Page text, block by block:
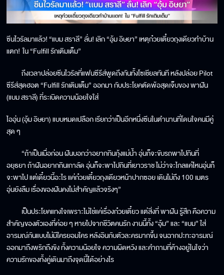
ซีนไวรัลมาแล้ว! “แบม สราลี” ลั่น! เลิก “อุ้ม อิษยา” เหตุก๋วยเตี๋ยวถุงเดียวทำบ้าน
แตก! ใน “Fulfill รักเติมเต็ม”
ถึงเวลาปล่อยซีนไวรัลที่แฟนซีรีส์พูดถึงกันทั้งโซเชียลทันที หลังปล่อย Pilot
ซีรีส์สุดฮอต “Fulfill รักเติมเต็ม” ออกมา กับประโยคตัดพ้อสุดเจ็บของ พาฝัน
(แบม สราลี) ที่ระเบิดความน้อยใจใส่
ไออุ่น (อุ้ม อิษยา) แบบหมดเปลือก เรียกว่าเป็นอีกหนึ่งซีนในตำนานที่โดนใจคนมีคู่
สุด ๆ
“ถ้าเป็นเมื่อก่อน ฝันบอกว่าอยากกินกุ้งแม่น้ำ อุ่นก็จะขับรถพาไปกินที่
อยุธยา ถ้าฝันอยากกินเกาลัด อุ่นก็จะพาไปกินที่เยาวราช ไม่ว่าจะไกลแค่ไหนอุ่นก็
จะพาไป แต่เดี๋ยวนี้อะไร แค่ก๋วยเตี๋ยวถุงเดียวหน้าปากซอย เดินไม่ถึง 100 เมตร
อุ่นยังลืม เรื่องของฝันคงไม่สำคัญแล้วจริงๆ”
เป็นประโยคแทงใจเพราะไม่ใช่แค่เรื่องก๋วยเตี๋ยว แต่สิ่งที่ พาฝัน รู้สึก คือความ
สำคัญของตัวเองที่ค่อย ๆ หายไปจากชีวิตคนรัก งานนี้ทั้ง “อุ้ม” และ “แบม” ใส่
อารมณ์กันแบบไม่มีใครยอมใคร หลังอินกับตัวละครมากขึ้น จนฉากปะทะอารมณ์
ออกมาถึงพริกถึงขิง ทั้งความน้อยใจ ความผิดหวัง และคำถามที่ค้างอยู่ในใจว่า
ความรักของทั้งคู่เดินมาถึงจุดนี้ได้อย่างไร